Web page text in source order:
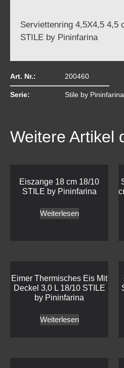
Serviettenring 4,5X4,5 4,5
STILE by Pininfarina
Art. Nr.: 200460
Serie: Stile by Pininfarina
Weitere Artikel
Eiszange 18 cm 18/10
STILE by Pininfarina
Weiterlesen
Eimer Thermisches Eis Mit
Deckel 3,0 L 18/10 STILE
by Pininfarina
Weiterlesen